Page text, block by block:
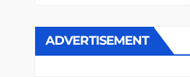
ADVERTISEMENT